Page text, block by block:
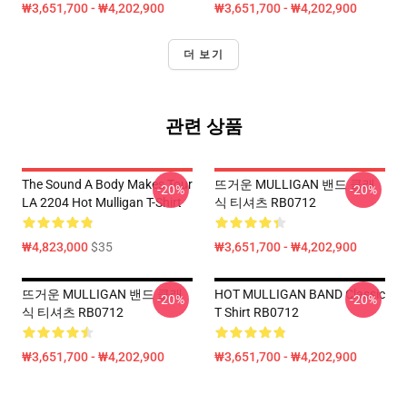
₩3,651,700 - ₩4,202,900 ₩3,651,700 - ₩4,202,900
더 보기
관련 상품
The Sound A Body Makes Tour
LA 2204 Hot Mulligan T-Shirt
₩4,823,000$35
-20%
뜨거운 MULLIGAN 밴드 클래
식 티셔츠 RB0712
₩3,651,700 - ₩4,202,900
-20%
뜨거운 MULLIGAN 밴드 클래
식 티셔츠 RB0712
₩3,651,700 - ₩4,202,900
-20%
HOT MULLIGAN BAND Classic
T Shirt RB0712
₩3,651,700 - ₩4,202,900
-20%